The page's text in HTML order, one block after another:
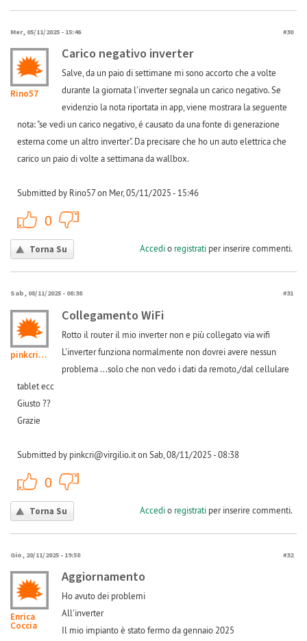
Mer, 05/11/2025 - 15:46 #30
Rino57
Carico negativo inverter
Salve, da un paio di settimane mi sono accorto che a volte
durante la giornata l'inverter segnala un carico negativo. Se
evidenzio la nota riportata in app, viene mostrara la seguente
nota: "se vedi un carico negativo, é causato da una fonte di generazione
esterna come un altro inverter". Da precisare che ho un auto elettrica che
carico un paio di volte a settimana da wallbox.
Submitted by Rino57 on Mer, 05/11/2025 - 15:46
0
Torna Su Accedio registratiper inserire commenti.
Sab, 08/11/2025 - 08:38 #31
pinkcri@virgilio.it
Collegamento WiFi
Rotto il router il mio inverter non e più collegato via wifi
L'inverter funziona normalmente non dovrei avere nessun
problema ...solo che non vedo i dati da remoto,/dal cellulare
tablet ecc
Giusto ??
Grazie
Submitted by pinkcri@virgilio.it on Sab, 08/11/2025 - 08:38
0
Torna Su Accedio registratiper inserire commenti.
Gio, 20/11/2025 - 19:58 #32
Enrica
Coccia
Aggiornamento
Ho avuto dei problemi
All'inverter
Il mio impianto è stato fermo da gennaio 2025